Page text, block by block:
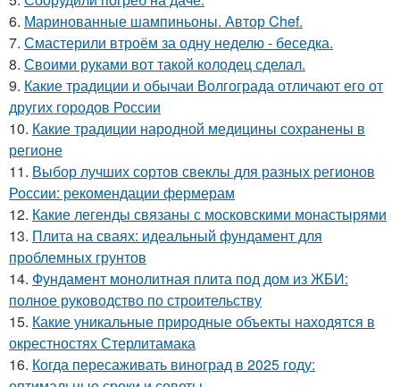
6. Маринованные шампиньоны. Автор Chef.
7. Смастерили втроём за одну неделю - беседка.
8. Своими руками вот такой колодец сделал.
9. Какие традиции и обычаи Волгограда отличают его от
других городов России
10. Какие традиции народной медицины сохранены в
регионе
11. Выбор лучших сортов свеклы для разных регионов
России: рекомендации фермерам
12. Какие легенды связаны с московскими монастырями
13. Плита на сваях: идеальный фундамент для
проблемных грунтов
14. Фундамент монолитная плита под дом из ЖБИ:
полное руководство по строительству
15. Какие уникальные природные объекты находятся в
окрестностях Стерлитамака
16. Когда пересаживать виноград в 2025 году: